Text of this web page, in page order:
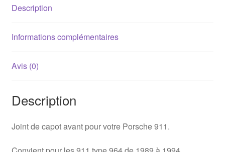
Description
Informations complémentaires
Avis (0)
Description
Joint de capot avant pour votre Porsche 911.